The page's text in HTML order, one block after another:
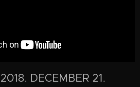
DECEMBER 21.